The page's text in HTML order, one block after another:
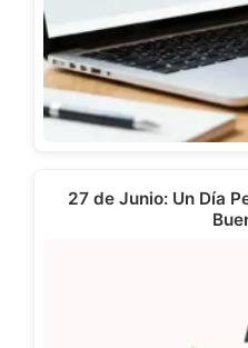
27 de Junio: Un Día